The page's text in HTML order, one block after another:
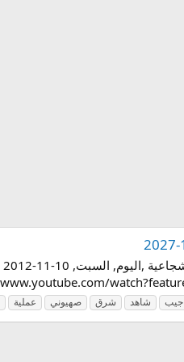
جيب شاهد شرق صهيوني عملية